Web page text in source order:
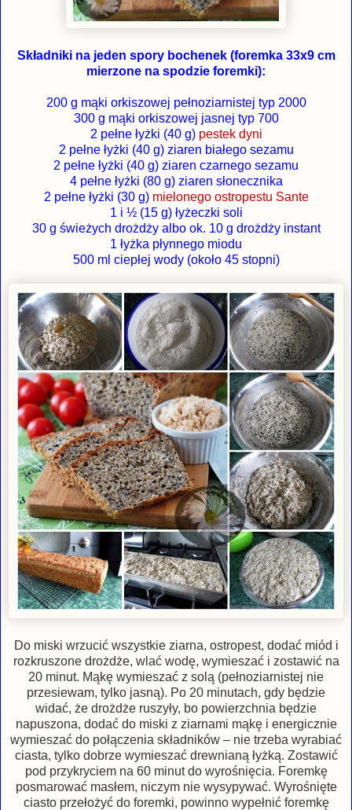
Składniki na jeden spory bochenek (foremka 33x9 cm
mierzone na spodzie foremki):
200 g mąki orkiszowej pełnoziarnistej typ 2000
300 g mąki orkiszowej jasnej typ 700
2 pełne łyżki (40 g) pestek dyni
2 pełne łyżki (40 g) ziaren białego sezamu
2 pełne łyżki (40 g) ziaren czarnego sezamu
4 pełne łyżki (80 g) ziaren słonecznika
2 pełne łyżki (30 g) mielonego ostropestu Sante
1 i ½ (15 g) łyżeczki soli
30 g świeżych drożdży albo ok. 10 g drożdży instant
1 łyżka płynnego miodu
500 ml ciepłej wody (około 45 stopni)
Do miski wrzucić wszystkie ziarna, ostropest, dodać miód i
rozkruszone drożdże, wlać wodę, wymieszać i zostawić na
20 minut. Mąkę wymieszać z solą (pełnoziarnistej nie
przesiewam, tylko jasną). Po 20 minutach, gdy będzie
widać, że drożdże ruszyły, bo powierzchnia będzie
napuszona, dodać do miski z ziarnami mąkę i energicznie
wymieszać do połączenia składników – nie trzeba wyrabiać
ciasta, tylko dobrze wymieszać drewnianą łyżką. Zostawić
pod przykryciem na 60 minut do wyrośnięcia. Foremkę
posmarować masłem, niczym nie wysypywać. Wyrośnięte
ciasto przełożyć do foremki, powinno wypełnić foremkę